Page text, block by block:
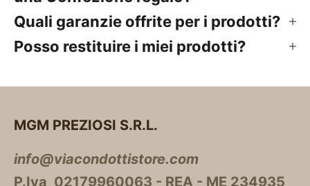
Quali garanzie offrite per i prodotti?
Posso restituire i miei prodotti?
MGM PREZIOSI S.R.L.
info@viacondottistore.com
P.Iva 02179960063 - REA - ME 234935